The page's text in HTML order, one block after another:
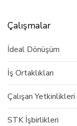
Çalışmalar
İdeal Dönüşüm
İş Ortaklıkları
Çalışan Yetkinlikleri
STK İşbirlikleri